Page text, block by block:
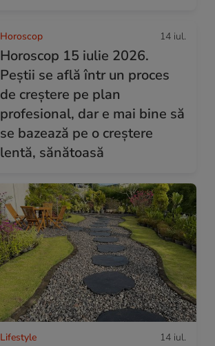
Horoscop 14 iul.
Horoscop 15 iulie 2026.
Peștii se află într un proces
de creștere pe plan
profesional, dar e mai bine să
se bazează pe o creștere
lentă, sănătoasă
Lifestyle 14 iul.